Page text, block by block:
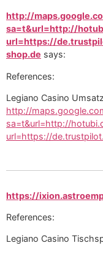
http://
sa=t&url=http://
url=https://
shop.de says:
References:
Legiano Casino
http://
sa=t&url=http://
url=https://
https://
References:
Legiano Casino